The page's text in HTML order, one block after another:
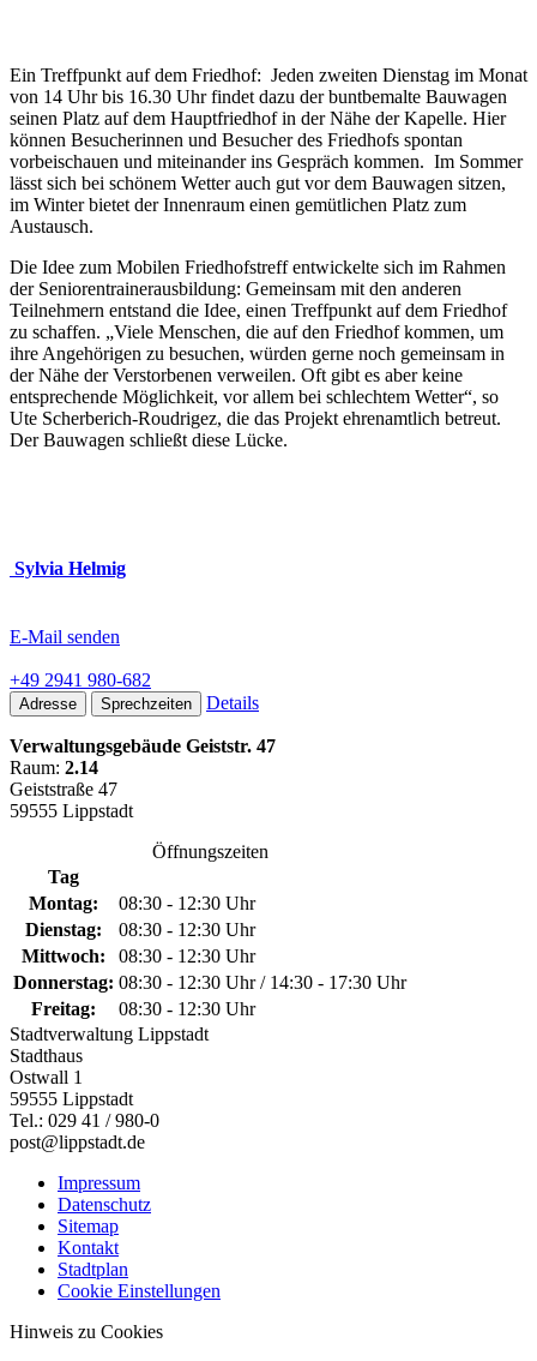
Ein Treffpunkt auf dem Friedhof: Jeden zweiten Dienstag im Monat
von 14 Uhr bis 16.30 Uhr findet dazu der buntbemalte Bauwagen
seinen Platz auf dem Hauptfriedhof in der Nähe der Kapelle. Hier
können Besucherinnen und Besucher des Friedhofs spontan
vorbeischauen und miteinander ins Gespräch kommen. Im Sommer
lässt sich bei schönem Wetter auch gut vor dem Bauwagen sitzen,
im Winter bietet der Innenraum einen gemütlichen Platz zum
Austausch.
Die Idee zum Mobilen Friedhofstreff entwickelte sich im Rahmen
der Seniorentrainerausbildung: Gemeinsam mit den anderen
Teilnehmern entstand die Idee, einen Treffpunkt auf dem Friedhof
zu schaffen. „Viele Menschen, die auf den Friedhof kommen, um
ihre Angehörigen zu besuchen, würden gerne noch gemeinsam in
der Nähe der Verstorbenen verweilen. Oft gibt es aber keine
entsprechende Möglichkeit, vor allem bei schlechtem Wetter“, so
Ute Scherberich-Roudrigez, die das Projekt ehrenamtlich betreut.
Der Bauwagen schließt diese Lücke.
Sylvia Helmig
E-Mail senden
+49 2941 980-682
Adresse Sprechzeiten Details
Verwaltungsgebäude Geiststr. 47
Raum: 2.14
Geiststraße 47
59555 Lippstadt
Öffnungszeiten
Tag
Montag:
08:30 - 12:30 Uhr
Dienstag:
08:30 - 12:30 Uhr
Mittwoch:
08:30 - 12:30 Uhr
Donnerstag: 08:30 - 12:30 Uhr / 14:30 - 17:30 Uhr
Freitag:
08:30 - 12:30 Uhr
Stadtverwaltung Lippstadt
Stadthaus
Ostwall 1
59555 Lippstadt
Tel.: 029 41 / 980-0
post@lippstadt.de
Impressum
Datenschutz
Sitemap
Kontakt
Stadtplan
Cookie Einstellungen
Hinweis zu Cookies